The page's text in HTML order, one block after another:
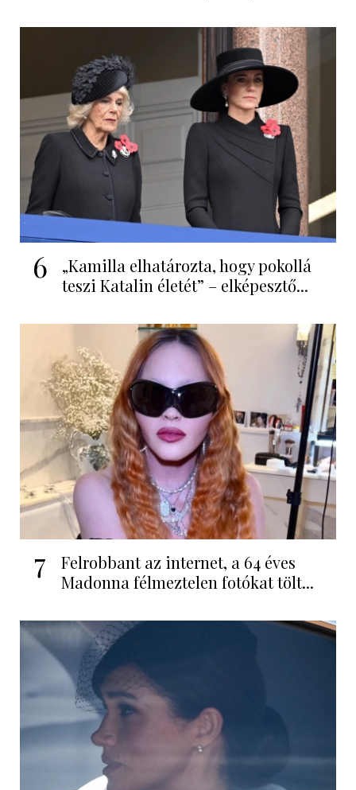
6
„Kamilla elhatározta, hogy pokollá
teszi Katalin életét” – elképesztő...
7
Felrobbant az internet, a 64 éves
Madonna félmeztelen fotókat tölt...